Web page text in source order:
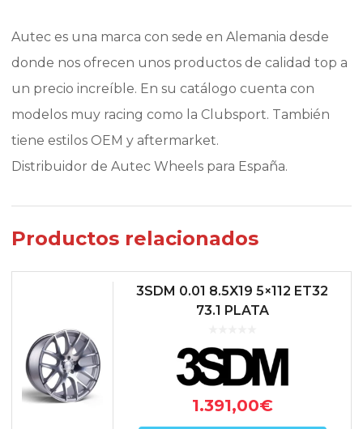
Autec es una marca con sede en Alemania desde
donde nos ofrecen unos productos de calidad top a
un precio increíble. En su catálogo cuenta con
modelos muy racing como la Clubsport. También
tiene estilos OEM y aftermarket.
Distribuidor de Autec Wheels para España.
Productos relacionados
3SDM 0.01 8.5X19 5×112 ET32
73.1 PLATA
1.391,00€